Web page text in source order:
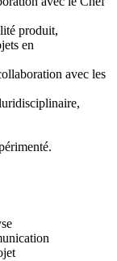
produit,
en
avec les